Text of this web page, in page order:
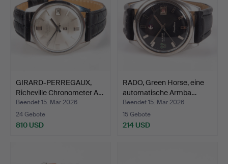
GIRARD-PERREGAUX,
Richeville Chronometer A…
Beendet 15. Mär 2026
24 Gebote
810 USD
RADO, Green Horse, eine
automatische Armba…
Beendet 15. Mär 2026
15 Gebote
214 USD